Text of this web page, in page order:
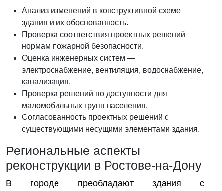
Анализ изменений в конструктивной схеме
здания и их обоснованность.
Проверка соответствия проектных решений
нормам пожарной безопасности.
Оценка инженерных систем —
электроснабжение, вентиляция, водоснабжение,
канализация.
Проверка решений по доступности для
маломобильных групп населения.
Согласованность проектных решений с
существующими несущими элементами здания.
Региональные аспекты
реконструкции в Ростове-на-Дону
В городе преобладают здания с